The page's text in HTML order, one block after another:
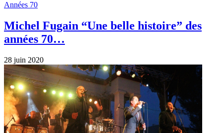
Années 70
Michel Fugain “Une belle histoire” des
années 70…
28 juin 2020